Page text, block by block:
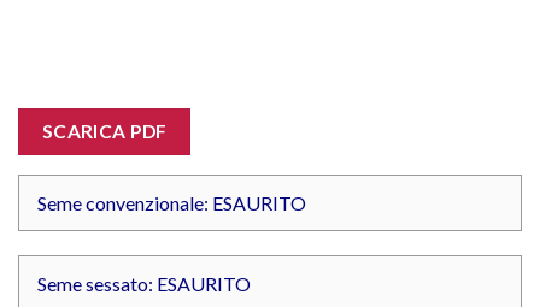
SCARICA PDF
Seme convenzionale: ESAURITO
Seme sessato: ESAURITO